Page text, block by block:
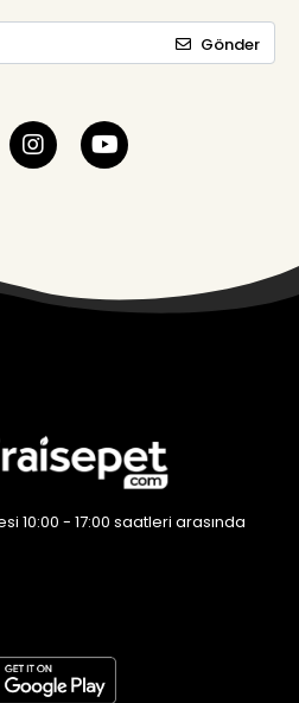
Gönder
10:00 - 17:00 saatleri arasında